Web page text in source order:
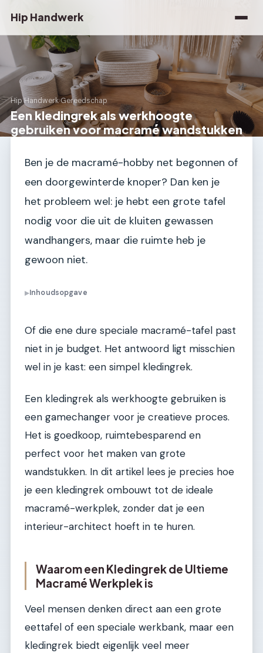
Hip Handwerk
Hip Handwerk›Gereedschap
Een kledingrek als werkhoogte
gebruiken voor macramé wandstukken
Ben je de macramé-hobby net begonnen of
een doorgewinterde knoper? Dan ken je
het probleem wel: je hebt een grote tafel
nodig voor die uit de kluiten gewassen
wandhangers, maar die ruimte heb je
gewoon niet.
▶Inhoudsopgave
Of die ene dure speciale macramé-tafel past
niet in je budget. Het antwoord ligt misschien
wel in je kast: een simpel kledingrek.
Een kledingrek als werkhoogte gebruiken is
een gamechanger voor je creatieve proces.
Het is goedkoop, ruimtebesparend en
perfect voor het maken van grote
wandstukken. In dit artikel lees je precies hoe
je een kledingrek ombouwt tot de ideale
macramé-werkplek, zonder dat je een
interieur-architect hoeft in te huren.
Waarom een Kledingrek de Ultieme
Macramé Werkplek is
Veel mensen denken direct aan een grote
eettafel of een speciale werkbank, maar een
kledingrek biedt eigenlijk veel meer